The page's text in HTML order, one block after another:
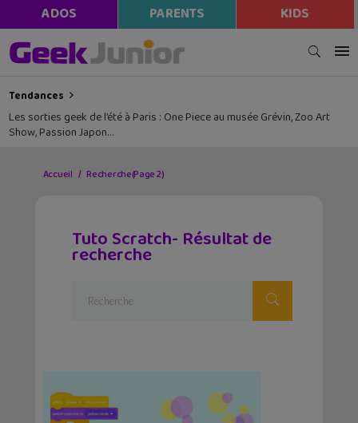
ADOS PARENTS KIDS
Tendances
Les sorties geek de l’été à Paris : One Piece au musée Grévin, Zoo Art
Show, Passion Japon…
Accueil Recherche(Page 2)
Tuto Scratch- Résultat de
recherche